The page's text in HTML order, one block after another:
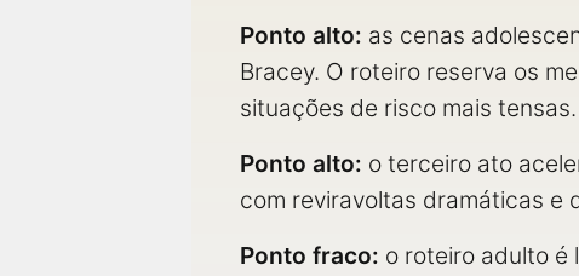
Ponto alto: as cenas
Bracey. O roteiro reserva os
situações de risco mais tensas.
Ponto alto: o terceiro ato
com reviravoltas dramáticas e
Ponto fraco: o roteiro adulto é